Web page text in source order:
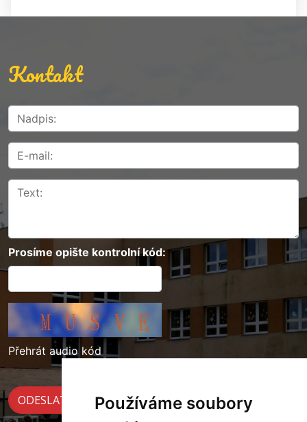
Používáme soubory
Kontakt
Prosíme opište kontrolní kód:
Přehrát audio kód